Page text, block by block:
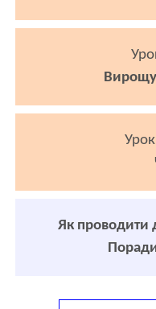
Як проводити